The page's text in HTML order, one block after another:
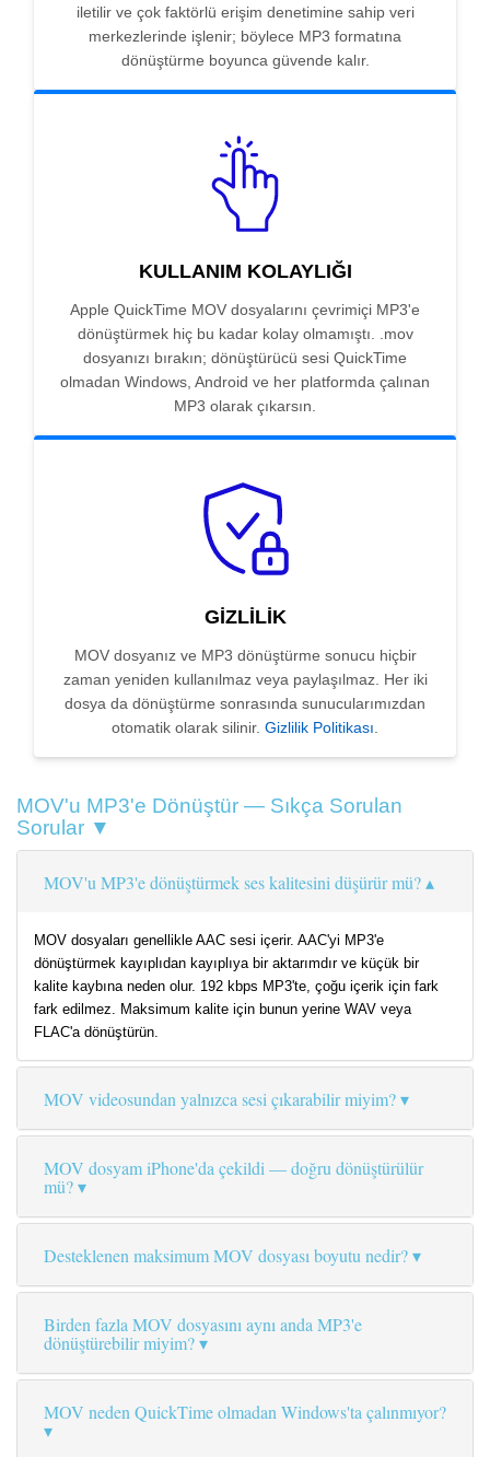
iletilir ve çok faktörlü erişim denetimine sahip veri
merkezlerinde işlenir; böylece MP3 formatına
dönüştürme boyunca güvende kalır.
KULLANIM KOLAYLIĞI
Apple QuickTime MOV dosyalarını çevrimiçi MP3'e
dönüştürmek hiç bu kadar kolay olmamıştı. .mov
dosyanızı bırakın; dönüştürücü sesi QuickTime
olmadan Windows, Android ve her platformda çalınan
MP3 olarak çıkarsın.
GIZLILIK
MOV dosyanız ve MP3 dönüştürme sonucu hiçbir
zaman yeniden kullanılmaz veya paylaşılmaz. Her iki
dosya da dönüştürme sonrasında sunucularımızdan
otomatik olarak silinir. Gizlilik Politikası.
MOV'u MP3'e Dönüştür — Sıkça Sorulan
Sorular ▼
MOV'u MP3'e dönüştürmek ses kalitesini düşürür mü?
MOV dosyaları genellikle AAC sesi içerir. AAC'yi MP3'e
dönüştürmek kayıplıdan kayıplıya bir aktarımdır ve küçük bir
kalite kaybına neden olur. 192 kbps MP3'te, çoğu içerik için fark
fark edilmez. Maksimum kalite için bunun yerine WAV veya
FLAC'a dönüştürün.
MOV videosundan yalnızca sesi çıkarabilir miyim?
MOV dosyam iPhone'da çekildi — doğru dönüştürülür
mü?
Desteklenen maksimum MOV dosyası boyutu nedir?
Birden fazla MOV dosyasını aynı anda MP3'e
dönüştürebilir miyim?
MOV neden QuickTime olmadan Windows'ta çalınmıyor?